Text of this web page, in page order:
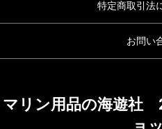
特定商取引法
お問い
マリン用品の海遊社
ョ